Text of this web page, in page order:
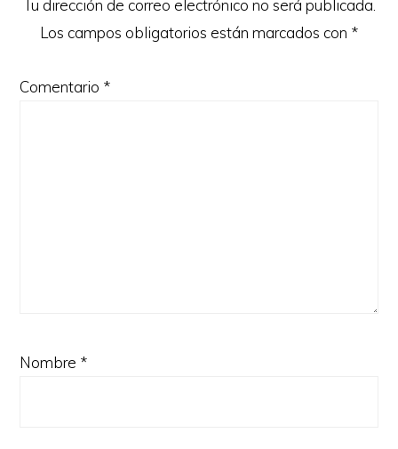
Tu dirección de correo electrónico no será publicada.
Los campos obligatorios están marcados con *
Comentario *
Nombre *